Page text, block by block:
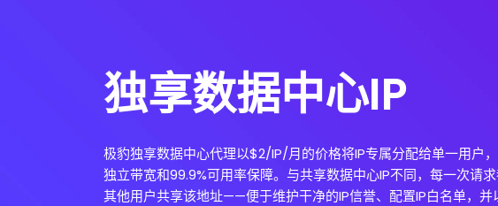
独享数据中心IP
极豹独享数据中心代理以$2/IP/月的价格将IP专属分配给单一用户
独立带宽和99.9%可用率保障。与共享数据中心IP不同，每一次请
其他用户共享该地址——便于维护干净的IP信誉、配置IP白名单，并